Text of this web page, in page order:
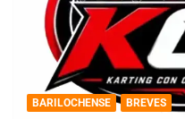
BARILOCHENSE BREVES